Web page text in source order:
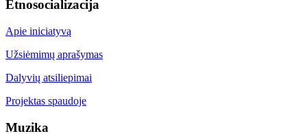
Etnosocializacija
Apie iniciatyvą
Užsiėmimų aprašymas
Dalyvių atsiliepimai
Projektas spaudoje
Muzika